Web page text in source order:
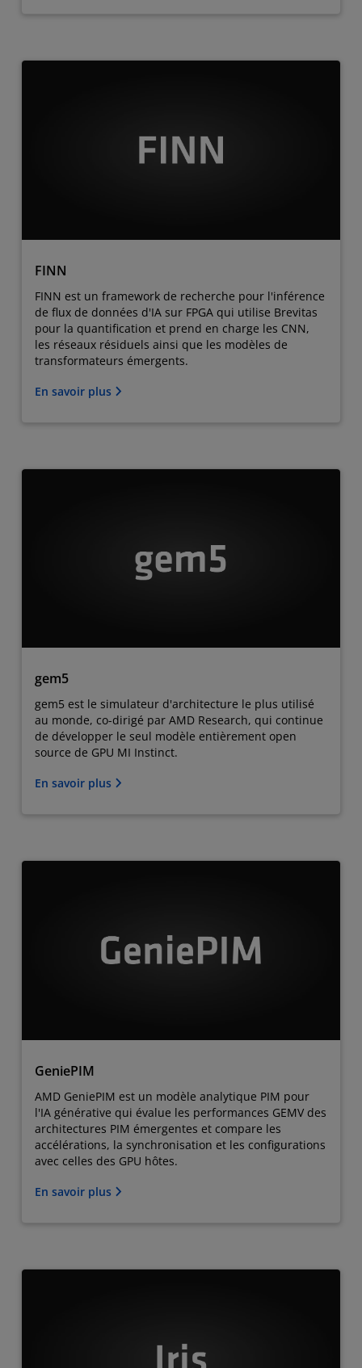
FINN
FINN est un framework de recherche pour l'inférence
de flux de données d'IA sur FPGA qui utilise Brevitas
pour la quantification et prend en charge les CNN,
les réseaux résiduels ainsi que les modèles de
transformateurs émergents.
En savoir plus
gem5
gem5 est le simulateur d'architecture le plus utilisé
au monde, co-dirigé par AMD Research, qui continue
de développer le seul modèle entièrement open
source de GPU MI Instinct.
En savoir plus
GeniePIM
AMD GeniePIM est un modèle analytique PIM pour
l'IA générative qui évalue les performances GEMV des
architectures PIM émergentes et compare les
accélérations, la synchronisation et les configurations
avec celles des GPU hôtes.
En savoir plus